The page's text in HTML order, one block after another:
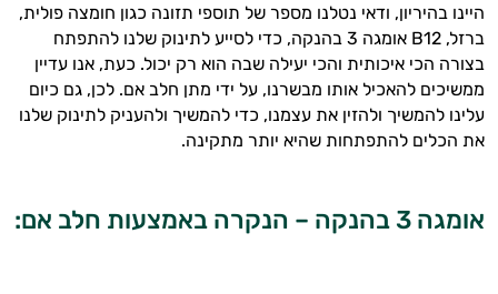
היינו בהיריון, ודאי נטלנו מספר של תוספי תזונה כגון חומצה פולית,
ברזל, B12 אומגה 3 בהנקה, כדי לסייע לתינוק שלנו להתפתח
בצורה הכי איכותית והכי יעילה שבה הוא רק יכול. כעת, אנו עדיין
ממשיכים להאכיל אותו מבשרנו, על ידי מתן חלב אם. לכן, גם כיום
עלינו להמשיך ולהזין את עצמנו, כדי להמשיך ולהעניק לתינוק שלנו
את הכלים להתפתחות שהיא יותר מתקינה.
אומגה 3 בהנקה – הנקרה באמצעות חלב אם:היי,
אני יועץ הבריאות האישי AI של טבע בריא.